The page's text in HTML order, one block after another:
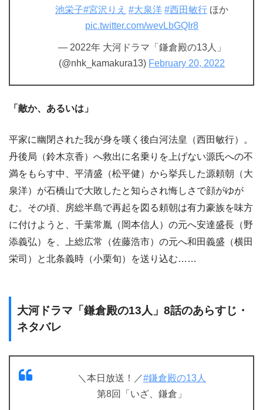
池栄子#宮沢りえ #大泉洋 #西田敏行 ほか
pic.twitter.com/wevLbGQIr8
— 2022年 大河ドラマ「鎌倉殿の13人」
(@nhk_kamakura13) February 20, 2022
「敵か、あるいは」
平家に幽閉された我が身を嘆く後白河法皇（西田敏行）。
丹後局（鈴木京香）へ救出に名乗りを上げない源氏への不
満をもらす中、平清盛（松平健）から挙兵した源頼朝（大
泉洋）が石橋山で大敗したと知らされ悔しさで顔がゆが
む。その頃、房総半島で再起を図る頼朝は有力豪族を味方
に付けようと、千葉常胤（岡本信人）の元へ安達盛長（野
添義弘）を、上総広常（佐藤浩市）の元へ和田義盛（横田
栄司）と北条義時（小栗旬）を送り込む……
大河ドラマ「鎌倉殿の13人」8話のあらすじ・
ネタバレ
＼本日放送！／#鎌倉殿の13人
第8回「いざ、鎌倉」